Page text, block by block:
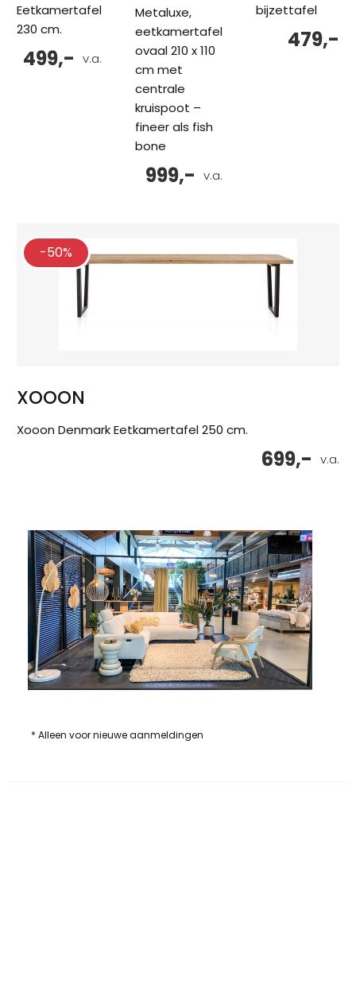
Eetkamertafel
230 cm.
v.a.
499,-
Metaluxe,
eetkamertafel
ovaal 210 x 110
cm met
centrale
kruispoot –
fineer als fish
bone
v.a.
999,-
bijzettafel
479,-
-50%
XOOON
Xooon Denmark Eetkamertafel 250 cm.
v.a.
699,-
* Alleen voor nieuwe aanmeldingen